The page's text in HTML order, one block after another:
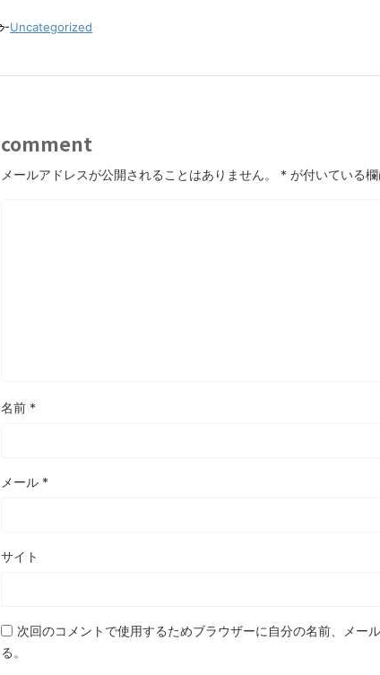
-Uncategorized
comment
メールアドレスが公開されることはありません。 * が付いている
名前 *
メール *
サイト
次回のコメントで使用するためブラウザーに自分の名前、メー
る。